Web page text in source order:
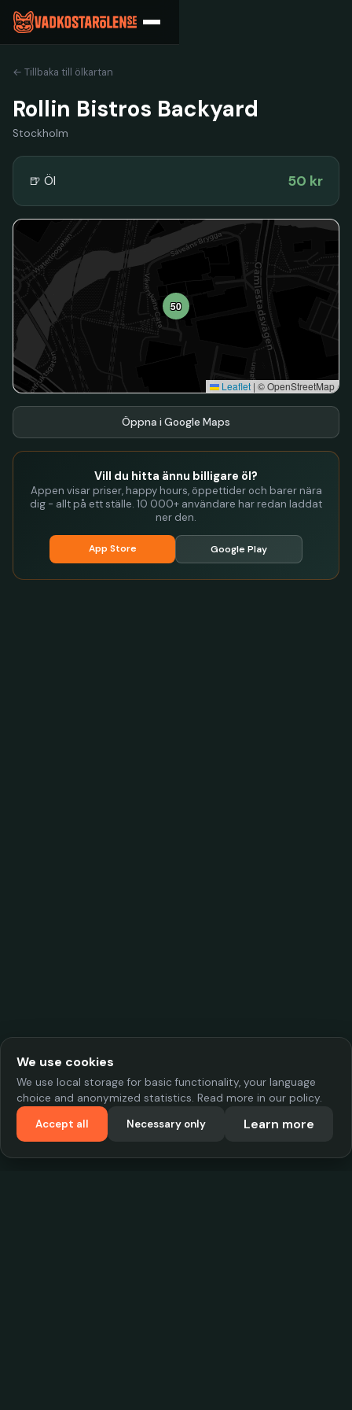
← Tillbaka till ölkartan
Rollin Bistros Backyard
Stockholm
🍺 Öl 50 kr
50
Leaflet | © OpenStreetMap
Öppna i Google Maps
Vill du hitta ännu billigare öl?
Appen visar priser, happy hours, öppettider och barer nära
dig - allt på ett ställe. 10 000+ användare har redan laddat
ner den.
App Store Google Play
We use cookies
We use local storage for basic functionality, your language
choice and anonymized statistics. Read more in our policy.
Accept all
Necessary only Learn more